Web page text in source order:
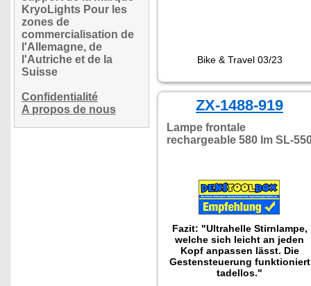
KryoLights Pour les
zones de
commercialisation de
l'Allemagne, de
l'Autriche et de la
Suisse
Confidentialité
A propos de nous
Bike & Travel 03/23
ZX-1488-919
Lampe frontale
rechargeable 580 lm SL-
Fazit: "Ultrahelle Stirnlampe,
welche sich leicht an jeden
Kopf anpassen lässt. Die
Gestensteuerung funktioniert
tadellos."